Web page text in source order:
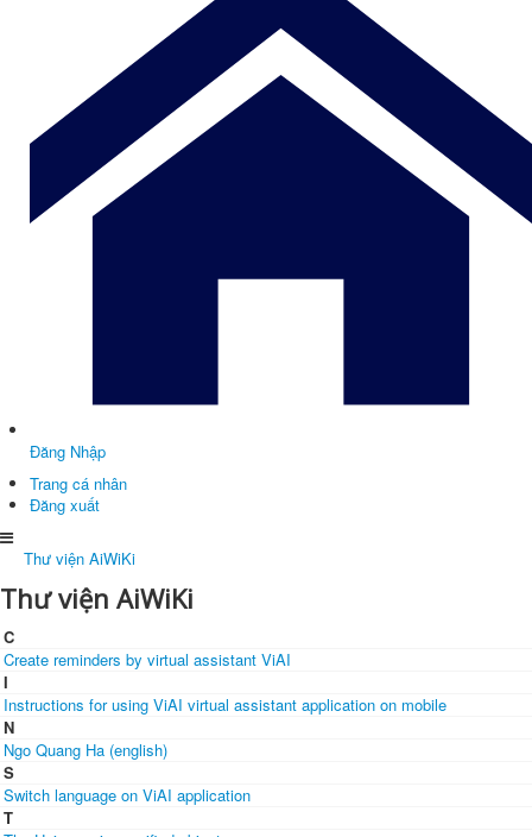
Đăng Nhập
Trang cá nhân
Đăng xuất
Thư viện AiWiKi
Thư viện AiWiKi
C
Create reminders by virtual assistant ViAI
I
Instructions for using ViAI virtual assistant application on mobile
N
Ngo Quang Ha (english)
S
Switch language on ViAI application
T